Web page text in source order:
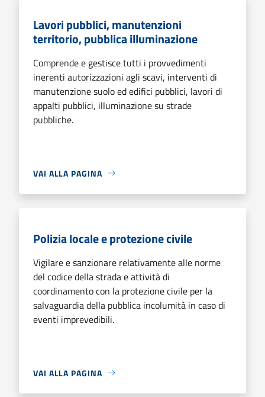
Lavori pubblici, manutenzioni
territorio, pubblica illuminazione
Comprende e gestisce tutti i provvedimenti
inerenti autorizzazioni agli scavi, interventi di
manutenzione suolo ed edifici pubblici, lavori di
appalti pubblici, illuminazione su strade
pubbliche.
VAI ALLA PAGINA
Polizia locale e protezione civile
Vigilare e sanzionare relativamente alle norme
del codice della strada e attività di
coordinamento con la protezione civile per la
salvaguardia della pubblica incolumità in caso di
eventi imprevedibili.
VAI ALLA PAGINA